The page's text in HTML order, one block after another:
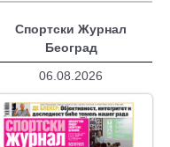
Спортски Журнал
Београд
06.08.2026